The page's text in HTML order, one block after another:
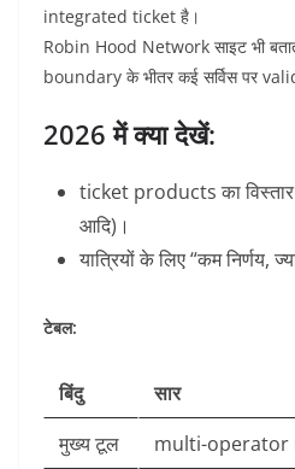
integrated ticket है।
Robin Hood Network साइट भी
boundary के भीतर कई सर्विस पर
2026 में क्या देखें:
ticket products का
आदि)।
यात्रियों के लिए “कम निर्णय,
टेबल:
बिंदु
सार
मुख्य टूल
multi-operator